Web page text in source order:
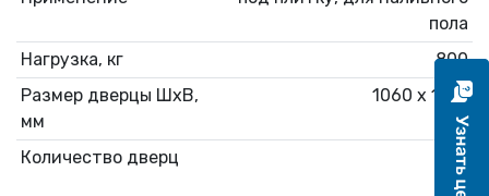
пола
Нагрузка, кг
800
Размер дверцы ШхВ,
мм
1060 х 1100
Количество дверц 1